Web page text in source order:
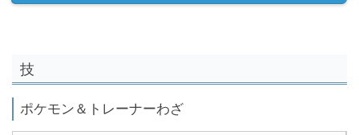
技
ポケモン＆トレーナーわざ